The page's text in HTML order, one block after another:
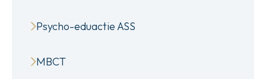
Psycho-eduactie ASS
MBCT